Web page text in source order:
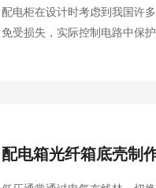
配电柜在设计时考虑到我国许
免受损失，实际控制电路中保
配电箱光纤箱底壳制